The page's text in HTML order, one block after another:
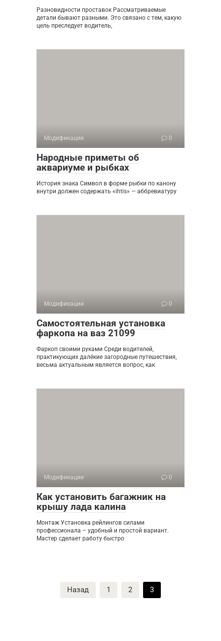
Разновидности проставок Рассматриваемые
детали бывают разными. Это связано с тем, какую
цель преследует водитель,
Модификации 0
Народные приметы об
аквариуме и рыбках
История знака Символ в форме рыбки по канону
внутри должен содержать «ihtis» — аббревиатуру
Модификации 0
Самостоятельная установка
фаркопа на ваз 21099
Фаркоп своими руками Среди водителей,
практикующих далёкие загородные путешествия,
весьма актуальным является вопрос, как
Модификации 0
Как установить багажник на
крышу лада калина
Монтаж Установка рейлингов силами
профессионала – удобный и простой вариант.
Мастер сделает работу быстро
Назад 1 2 3